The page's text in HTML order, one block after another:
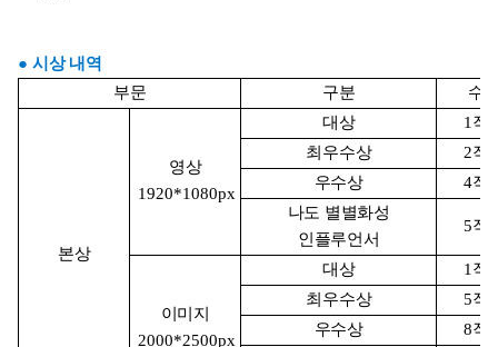
● 시상 내역
부문
구분 수
본상
영상
1920*1080px
대상 1 작
최우수상
2작
우수상
4작
나도 별별화성
인플루언서
5작
이미지
2000*2500px
대상 1 작
최우수상
5작
우수상
8작